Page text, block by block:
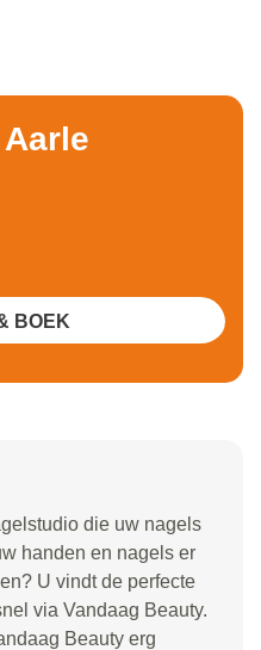
die uw nagels
handen en nagels er
U vindt de perfecte
via Vandaag Beauty.
Beauty erg
BOEK